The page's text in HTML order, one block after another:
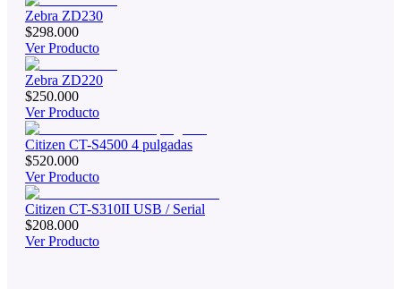
Zebra ZD230
$298.000
Ver Producto
Zebra ZD220
$250.000
Ver Producto
Citizen CT-S4500 4 pulgadas
$520.000
Ver Producto
Citizen CT-S310II USB / Serial
$208.000
Ver Producto